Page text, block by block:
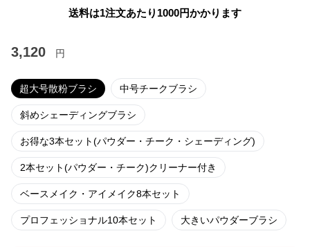
送料は1注文あたり 1000円かかります
3,120 円
超大号散粉ブラシ 中号チークブラシ
斜めシェーディングブラシ
お得な3本セット(パウダー・チーク・シェーディング)
2本セット(パウダー・チーク)クリーナー付き
ベースメイク・アイメイク8本セット
プロフェッショナル10本セット 大きいパウダーブラシ